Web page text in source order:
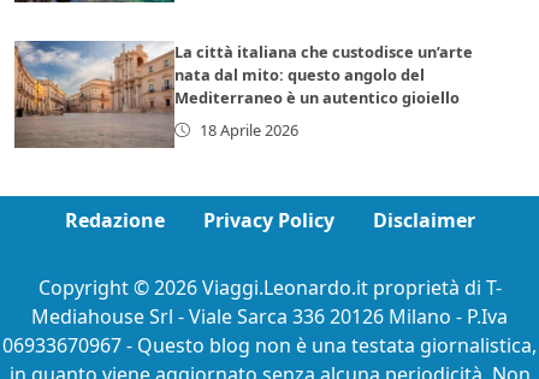
La città italiana che custodisce un’arte
nata dal mito: questo angolo del
Mediterraneo è un autentico gioiello
18 Aprile 2026
Redazione Privacy Policy Disclaimer
Copyright © 2026 Viaggi.Leonardo.it proprietà di T-
Mediahouse Srl - Viale Sarca 336 20126 Milano - P.Iva
06933670967 - Questo blog non è una testata giornalistica,